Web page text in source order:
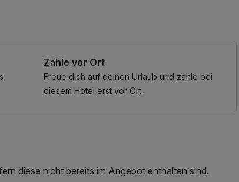
Flory & Sport Stefan
Leihbademantel, Parkplatz, 1 x kleines
Zahle vor Ort
Freue dich auf deinen Urlaub und zahle bei
diesem Hotel erst vor Ort.
diese nicht bereits im Angebot enthalten sind.